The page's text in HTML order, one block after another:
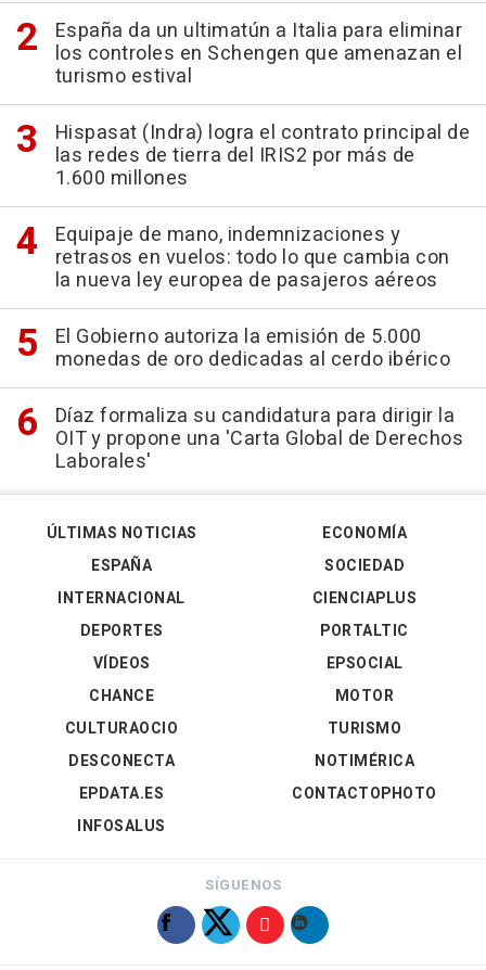
España da un ultimatún a Italia para eliminar
los controles en Schengen que amenazan el
turismo estival
Hispasat (Indra) logra el contrato principal de
las redes de tierra del IRIS2 por más de
1.600 millones
Equipaje de mano, indemnizaciones y
retrasos en vuelos: todo lo que cambia con
la nueva ley europea de pasajeros aéreos
El Gobierno autoriza la emisión de 5.000
monedas de oro dedicadas al cerdo ibérico
Díaz formaliza su candidatura para dirigir la
OIT y propone una 'Carta Global de Derechos
Laborales'
ÚLTIMAS NOTICIAS
ESPAÑA
INTERNACIONAL
DEPORTES
VÍDEOS
ECONOMÍA
SOCIEDAD
CIENCIAPLUS
PORTALTIC
EPSOCIAL
CHANCE
CULTURAOCIO
DESCONECTA
EPDATA.ES
INFOSALUS
MOTOR
TURISMO
NOTIMÉRICA
CONTACTOPHOTO
SÍGUENOS